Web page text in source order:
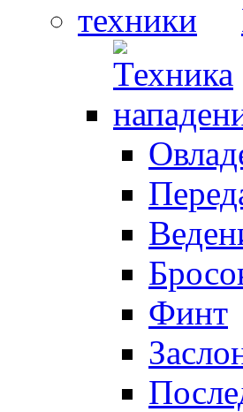
Финт